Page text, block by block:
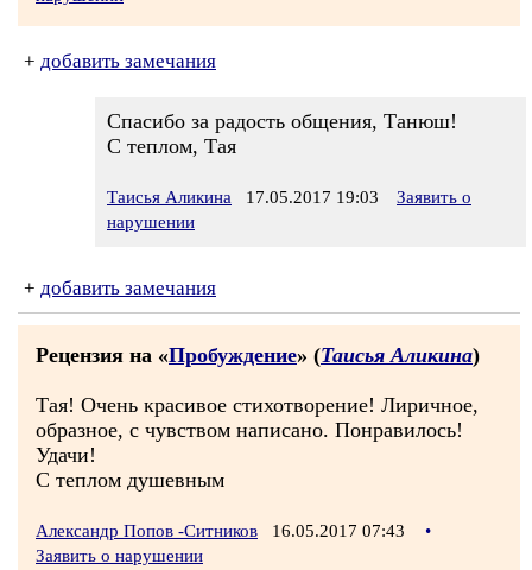
+ добавить замечания
Спасибо за радость общения, Танюш!
С теплом, Тая
Таисья Аликина 17.05.2017 19:03
Заявить о
нарушении
+ добавить замечания
Рецензия на «Пробуждение» (Таисья Аликина)
Тая! Очень красивое стихотворение! Лиричное,
образное, с чувством написано. Понравилось!
Удачи!
С теплом душевным
Александр Попов -Ситников 16.05.2017 07:43
•
Заявить о нарушении